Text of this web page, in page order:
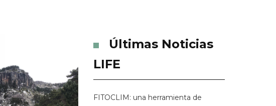
Últimas Noticias
LIFE
FITOCLIM: una herramienta de